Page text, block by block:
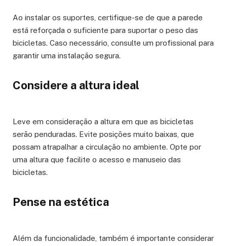
Ao instalar os suportes, certifique-se de que a parede
está reforçada o suficiente para suportar o peso das
bicicletas. Caso necessário, consulte um profissional para
garantir uma instalação segura.
Considere a altura ideal
Leve em consideração a altura em que as bicicletas
serão penduradas. Evite posições muito baixas, que
possam atrapalhar a circulação no ambiente. Opte por
uma altura que facilite o acesso e manuseio das
bicicletas.
Pense na estética
Além da funcionalidade, também é importante considerar